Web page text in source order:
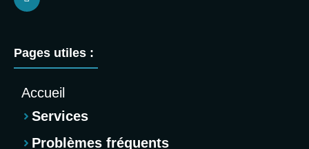
Pages utiles :
Accueil
Services
Problèmes fréquents